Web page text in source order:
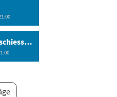
Training / Vorschiessen Ausschiessen